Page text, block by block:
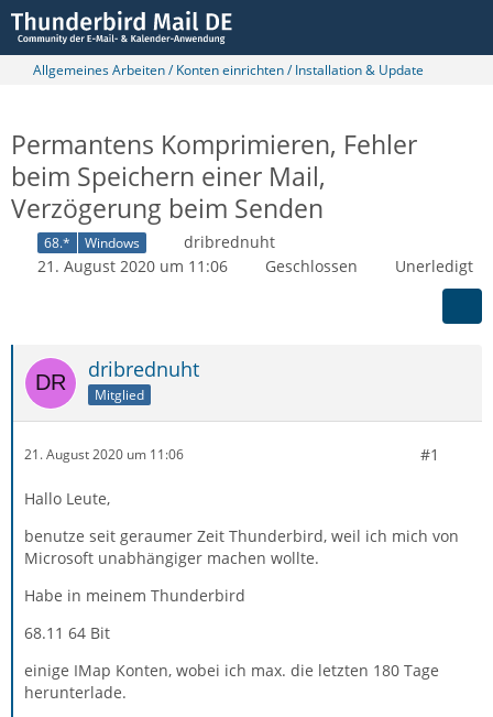
Allgemeines Arbeiten / Konten einrichten / Installation & Update
Permantens Komprimieren, Fehler
beim Speichern einer Mail,
Verzögerung beim Senden
68.* Windows
dribrednuht
21. August 2020 um 11:06
Geschlossen Unerledigt
dribrednuht
Mitglied
21. August 2020 um 11:06 #1
Hallo Leute,
benutze seit geraumer Zeit Thunderbird, weil ich mich von
Microsoft unabhängiger machen wollte.
Habe in meinem Thunderbird
68.11 64 Bit
einige IMap Konten, wobei ich max. die letzten 180 Tage
herunterlade.